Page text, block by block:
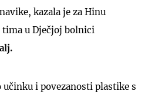
kazala je za Hinu
u Dječjoj bolnici
i povezanosti plastike s